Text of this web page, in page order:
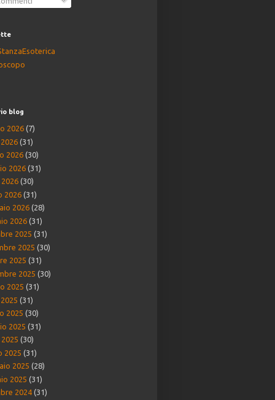
blog
2026 (7)
(31)
2026 (30)
2026 (31)
(30)
2026 (31)
2026 (28)
2026 (31)
2025 (31)
2025 (30)
2025 (31)
2025 (30)
2025 (31)
(31)
2025 (30)
2025 (31)
(30)
2025 (31)
2025 (28)
2025 (31)
2024 (31)